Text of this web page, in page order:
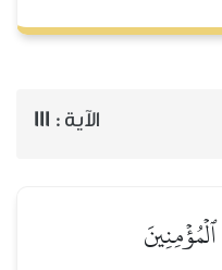
الآية : 111